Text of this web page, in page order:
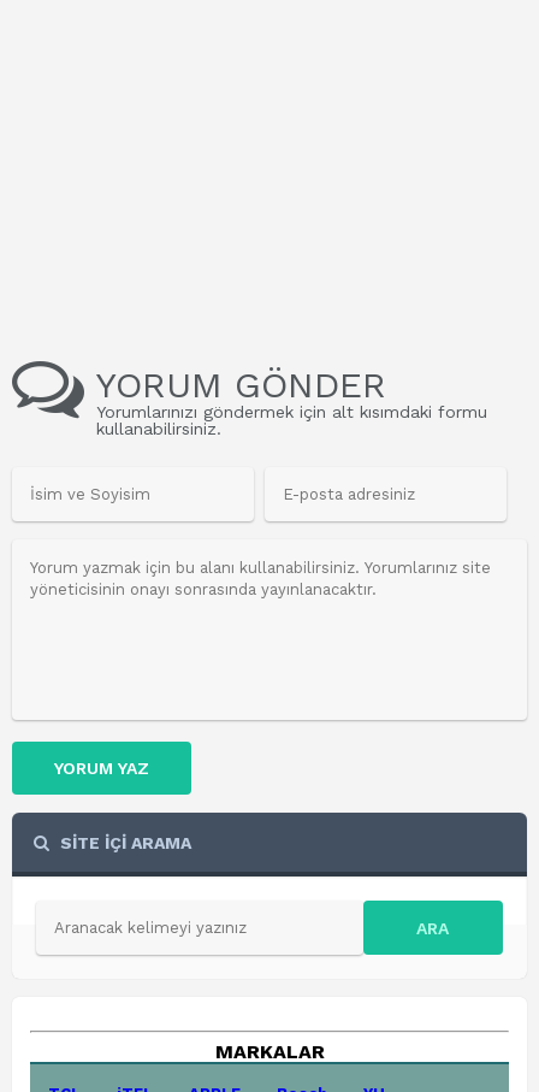
YORUM GÖNDER
Yorumlarınızı göndermek için alt kısımdaki formu
kullanabilirsiniz.
YORUM YAZ
SİTE İÇİ ARAMA
ARA
MARKALAR